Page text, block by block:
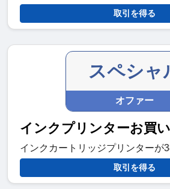
取引を得る
スペシャ
オファー
インクプリンターお買
インクカートリッジプリンターが
取引を得る